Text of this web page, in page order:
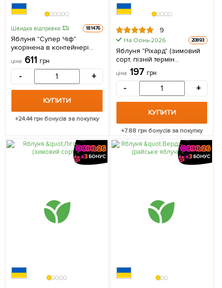
Швидка відправка 181476
Яблуня "Супер Чіф"
укорінена в контейнері
(саджанець 2 роки) 1
саджанець в упаковці
ціна 611 грн
- +
КУПИТИ
+24.44грн бонусів за покупку
9
На Осінь-2026 20893
Яблуня "Ріхард" (зимовий
сорт, пізній термін
ціна 197 грн
- +
КУПИТИ
+7.88грн бонусів за покупку